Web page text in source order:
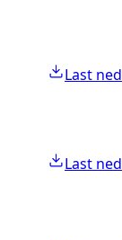
Last ned
Last ned